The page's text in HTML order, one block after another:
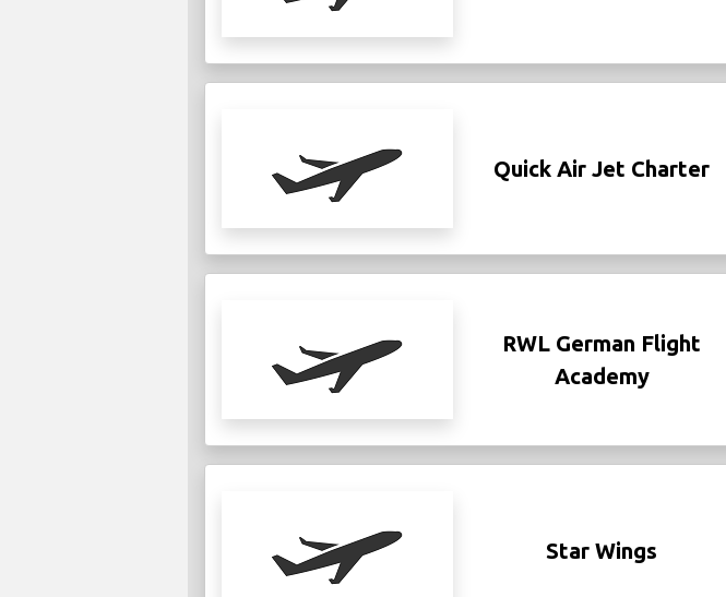
Quick Air Jet Charter
RWL German Flight
Academy
Star Wings